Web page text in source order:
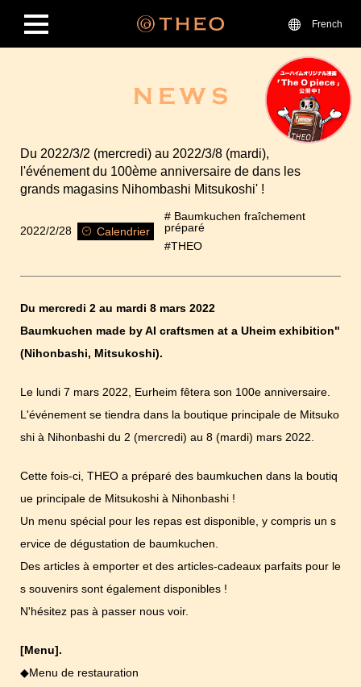
French
Du 2022/3/2 (mercredi) au 2022/3/8 (mardi),
l'événement du 100ème anniversaire de dans les
grands magasins Nihombashi Mitsukoshi' !
2022/2/28 Calendrier
# Baumkuchen fraîchement
préparé
#THEO
Du mercredi 2 au mardi 8 mars 2022
Baumkuchen made by AI craftsmen at a Uheim exhibition"
(Nihonbashi, Mitsukoshi).
Le lundi 7 mars 2022, Eurheim fêtera son 100e anniversaire.
L'événement se tiendra dans la boutique principale de Mitsuko
shi à Nihonbashi du 2 (mercredi) au 8 (mardi) mars 2022.
Cette fois-ci, THEO a préparé des baumkuchen dans la boutiq
ue principale de Mitsukoshi à Nihonbashi !
Un menu spécial pour les repas est disponible, y compris un s
ervice de dégustation de baumkuchen.
Des articles à emporter et des articles-cadeaux parfaits pour le
s souvenirs sont également disponibles !
N'hésitez pas à passer nous voir.
[Menu].
◆Menu de restauration